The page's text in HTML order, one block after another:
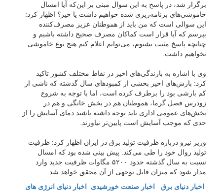
برگزار شد، در پاسخ به این سوال مبنی بر این‌که آیا امسال
خاموشی‌های برنامه‌ریزی شده خواهیم داشت یا خیر؟ اظهار کرد:
این سوالی است که من باید از هموطنان عزیز مصرف‌کننده
بپرسم که آیا قرار است کماکان مصرف صحیح داشته باشیم و
چنانچه پاسخ مثبت بشنوم، می‌توانم اعلام کنم هیچ نوع خاموشی
نخواهیم داشت.
وی با اشاره به بارندگی‌های اخیر در نقاط مختلف کشور تاکید
کرد: بارش‌های اخیر بخشی از کمبود‌های سال گذشته که ناشی از
کم بارشی بود را برطرف کرده است، اما با توجه به شروع
زودرس فصل گرما، هموطنان هم در بخش خانگی و هم در
بخش‌های عمومی اداری باید توجه داشته باشند دمای آسایش را از
حدی که موجب آسایش است پایین‌تر نیاورند.
وزیر نیرو درباره ظرفیت تولید برق در ایران اظهار کرد: ظرفیت
تولید روال خود را طی می‌کند. پیش بینی شده بود که امسال
نسبت به سال گذشته حدود ۵۲۰۰ مگاوات ظرفیت جدید وارد
مدار شود که میزان قابل توجهی از آن محقق خواهد شد.
اخبار دنیای برق
اخبار صنعت خورشیدی
اخبار دنیای انرژی های